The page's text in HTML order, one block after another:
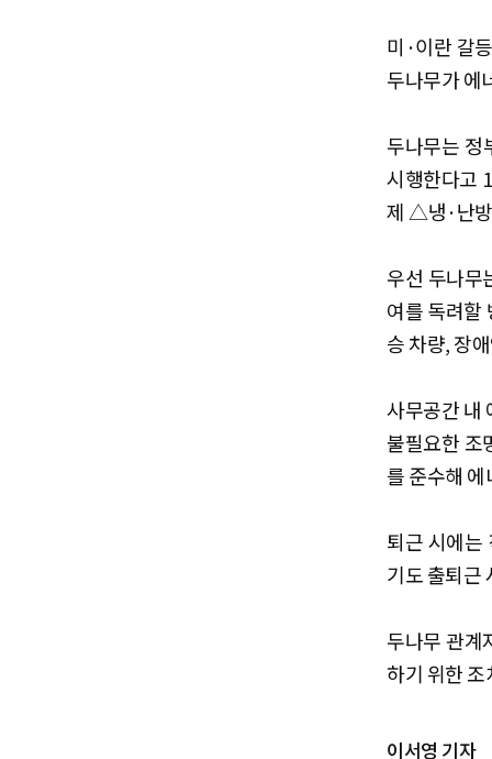
미·이란 갈
두나무가 에
두나무는 정
시행한다고
제 △냉·난
우선 두나무
여를 독려할
승 차량, 장
사무공간 내
불필요한 조
를 준수해
퇴근 시에는
기도 출퇴근
두나무 관계
하기 위한
이서영 기자